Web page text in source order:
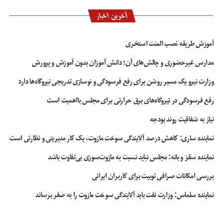
آخرین اخبار
آموزش طریقه نصب المنت استخری
مدارس غیرحضوری و چالش‌های آن؛ دانش آموزان بدون آموزش و پرورش
وزارت نیرو یک مسیر روشن برای رفع فرسودگی و نوسازی تدریجی نیروگاه‌ها دارد
رفع فرسودگی در نیروگاه‌های برق حرارتی برای مجلس بااهمیت است
نیاز به شفافیت روند بودجه
نماینده ساری: کاهش درصد آلایندگی سوخت مازوت، یک کار مدیریتی و نظارتی است
نماینده سقز و بانه: مجلس نباید نسبت به مازوت‌سوزی بی‌تفاوت باشد
بررسی امکانات صرافی توبیت برای کاربران ایرانی
نماینده سلماس: وزارت نفت باید آلایندگی سوخت مازوت را به صفر برساند